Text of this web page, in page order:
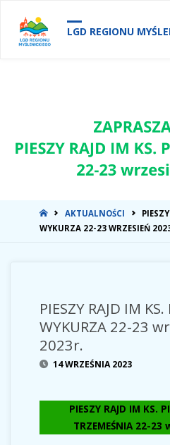
LGD REGIONU
STRONA
GŁÓWNA
AKTUALNOŚCI
WYKURZA 22-23 WRZESIEŃ
PIESZY RAJD IM
WYKURZA 22-23
2023r.
14 WRZEŚNIA 2023
PIESZY RAJD IM KS.
TRZEMEŚNIA 22-